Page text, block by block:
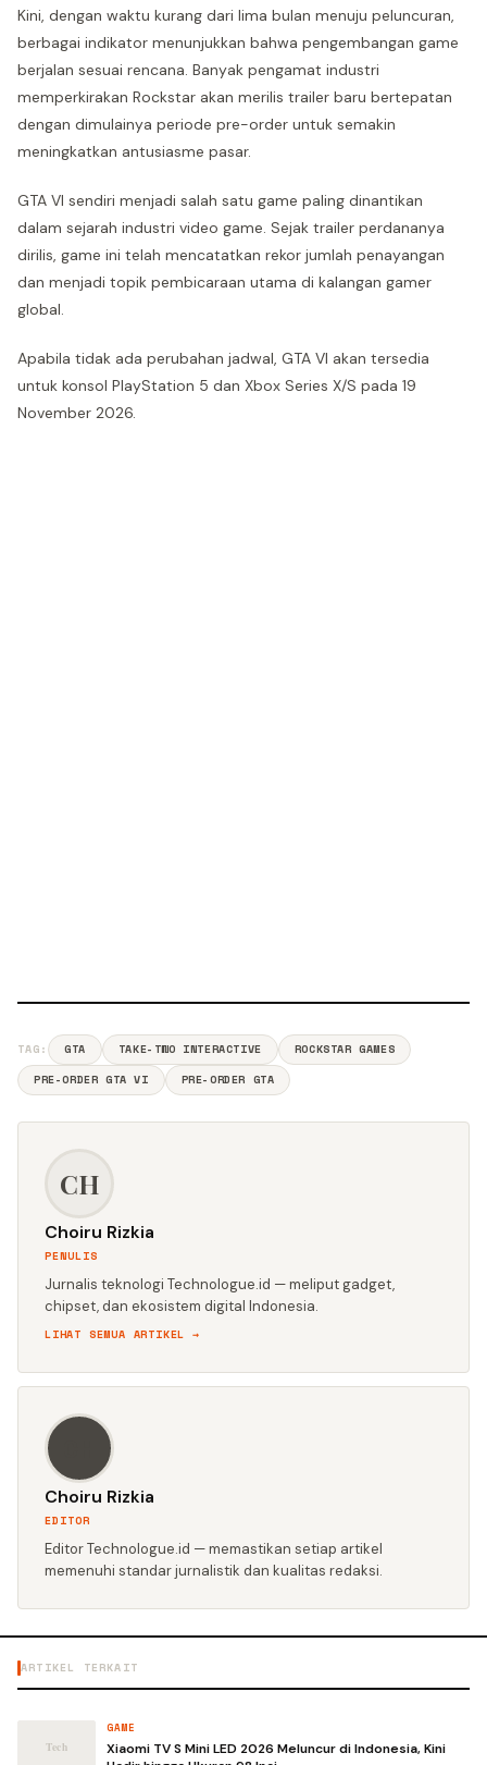
Kini, dengan waktu kurang dari lima bulan menuju peluncuran,
berbagai indikator menunjukkan bahwa pengembangan game
berjalan sesuai rencana. Banyak pengamat industri
memperkirakan Rockstar akan merilis trailer baru bertepatan
dengan dimulainya periode pre-order untuk semakin
meningkatkan antusiasme pasar.
GTA VI sendiri menjadi salah satu game paling dinantikan
dalam sejarah industri video game. Sejak trailer perdananya
dirilis, game ini telah mencatatkan rekor jumlah penayangan
dan menjadi topik pembicaraan utama di kalangan gamer
global.
Apabila tidak ada perubahan jadwal, GTA VI akan tersedia
untuk konsol PlayStation 5 dan Xbox Series X/S pada 19
November 2026.
TAG: GTA TAKE-TWO INTERACTIVE
ROCKSTAR GAMES
PRE-ORDER GTA VI
PRE-ORDER GTA
CH
Choiru Rizkia
PENULIS
Jurnalis teknologi Technologue.id — meliput gadget,
chipset, dan ekosistem digital Indonesia.
LIHAT SEMUA ARTIKEL →
Choiru Rizkia
EDITOR
Editor Technologue.id — memastikan setiap artikel
memenuhi standar jurnalistik dan kualitas redaksi.
ARTIKEL TERKAIT
GAME
Xiaomi TV S Mini LED 2026 Meluncur di Indonesia, Kini